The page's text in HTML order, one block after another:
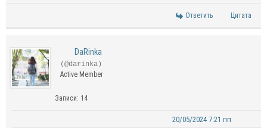
Ответить Цитата
DaRinka
(@darinka)
Active Member
Записи: 14
20/05/2024 7:21 пп